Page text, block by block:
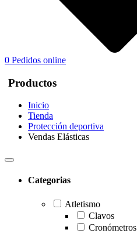
0 Pedidos online
Productos
Inicio
Tienda
Protección deportiva
Vendas Elásticas
Categorias
Atletismo
Clavos
Cronómetros